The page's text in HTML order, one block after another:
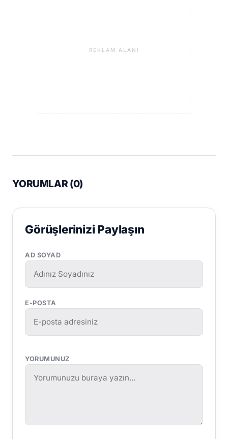
REKLAM ALANI
YORUMLAR (0)
Görüşlerinizi Paylaşın
AD SOYAD
E-POSTA
YORUMUNUZ